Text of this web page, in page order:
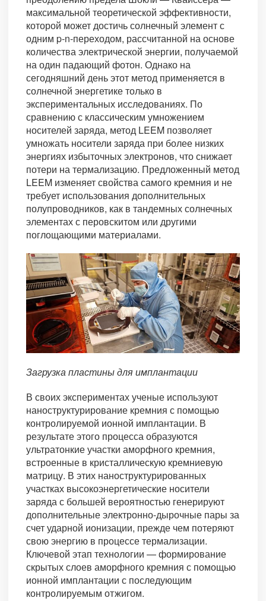
максимальной теоретической эффективности,
которой может достичь солнечный элемент с
одним p-n-переходом, рассчитанной на основе
количества электрической энергии, получаемой
на один падающий фотон. Однако на
сегодняшний день этот метод применяется в
солнечной энергетике только в
экспериментальных исследованиях. По
сравнению с классическим умножением
носителей заряда, метод LEEM позволяет
умножать носители заряда при более низких
энергиях избыточных электронов, что снижает
потери на термализацию. Предложенный метод
LEEM изменяет свойства самого кремния и не
требует использования дополнительных
полупроводников, как в тандемных солнечных
элементах с перовскитом или другими
поглощающими материалами.
Загрузка пластины для имплантации
В своих экспериментах ученые используют
наноструктурирование кремния с помощью
контролируемой ионной имплантации. В
результате этого процесса образуются
ультратонкие участки аморфного кремния,
встроенные в кристаллическую кремниевую
матрицу. В этих наноструктурированных
участках высокоэнергетические носители
заряда с большей вероятностью генерируют
дополнительные электронно-дырочные пары за
счет ударной ионизации, прежде чем потеряют
свою энергию в процессе термализации.
Ключевой этап технологии — формирование
скрытых слоев аморфного кремния с помощью
ионной имплантации с последующим
контролируемым отжигом.